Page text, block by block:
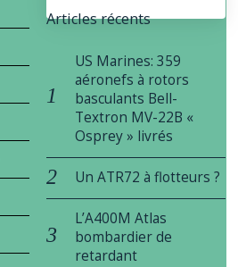
Articles récents
US Marines: 359
aéronefs à rotors
basculants Bell-
Textron MV-22B «
Osprey » livrés
Un ATR72 à flotteurs ?
L’A400M Atlas
bombardier de
retardant